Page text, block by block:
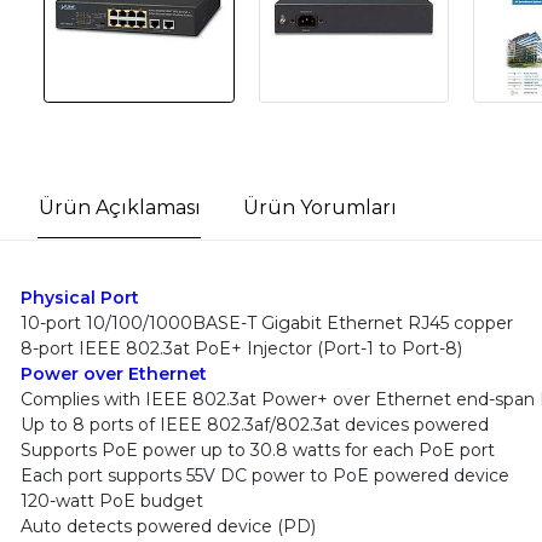
Ürün Açıklaması Ürün Yorumları
Physical Port
10-port 10/100/1000BASE-T Gigabit Ethernet RJ45 copper
8-port IEEE 802.3at PoE+ Injector (Port-1 to Port-8)
Power over Ethernet
Complies with IEEE 802.3at Power+ over Ethernet end-span
Up to 8 ports of IEEE 802.3af/802.3at devices powered
Supports PoE power up to 30.8 watts for each PoE port
Each port supports 55V DC power to PoE powered device
120-watt PoE budget
Auto detects powered device (PD)